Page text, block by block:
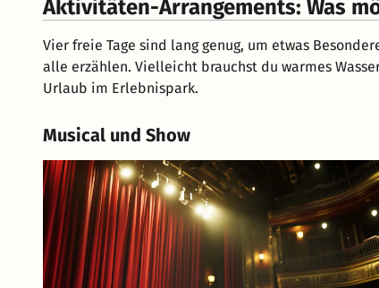
Aktivitäten-Arrangements: Was
Vier freie Tage sind lang genug, um etwas
alle erzählen. Vielleicht brauchst du warmes
Urlaub im Erlebnispark.
Musical und Show